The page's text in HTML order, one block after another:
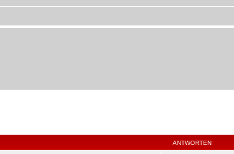
ANTWORTEN